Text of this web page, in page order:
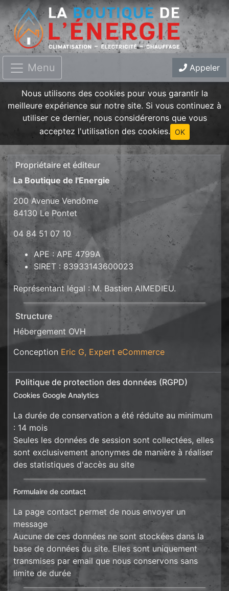
Menu Appeler
Nous utilisons des cookies pour vous garantir la
meilleure expérience sur notre site. Si vous continuez à
utiliser ce dernier, nous considérerons que vous
acceptez l'utilisation des cookies. OK
Propriétaire et éditeur
La Boutique de l'Energie
200 Avenue Vendôme
84130 Le Pontet
04 84 51 07 10
APE : APE 4799A
SIRET : 83933143600023
Représentant légal : M. Bastien AIMEDIEU.
Structure
Hébergement OVH
Conception Eric G, Expert eCommerce
Politique de protection des données (RGPD)
Cookies Google Analytics
La durée de conservation a été réduite au minimum
: 14 mois
Seules les données de session sont collectées, elles
sont exclusivement anonymes de manière à réaliser
des statistiques d'accès au site
Formulaire de contact
La page contact permet de nous envoyer un
message
Aucune de ces données ne sont stockées dans la
base de données du site. Elles sont uniquement
transmises par email que nous conservons sans
limite de durée